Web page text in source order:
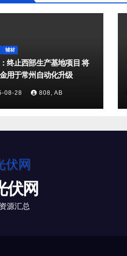
辅材
终止西部生产基地项目 将
用于常州自动化升级
08-28 808, AB
伏网
源汇总